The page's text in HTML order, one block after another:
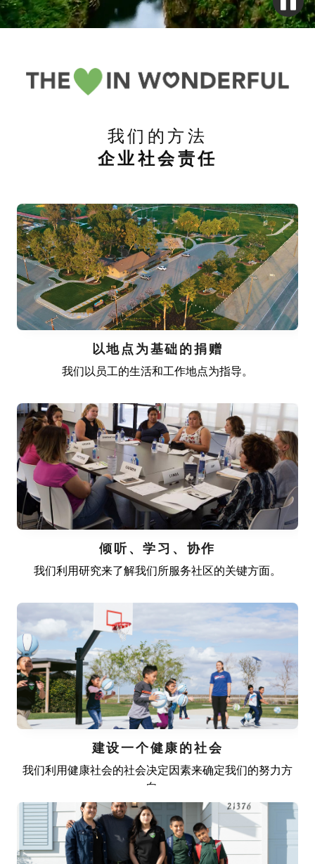
我们的方法
企业社会责任
以地点为基础的捐赠
我们以员工的生活和工作地点为指导。
倾听、学习、协作
我们利用研究来了解我们所服务社区的关键方面。
建设一个健康的社会
我们利用健康社会的社会决定因素来确定我们的努力方
向。